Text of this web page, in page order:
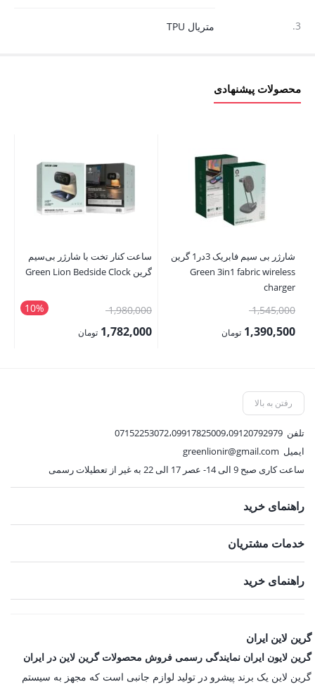
3. متریال TPU
محصولات پیشنهادی
شارژر بی سیم فابریک 3در1 گرین
Green 3in1 fabric wireless
charger
1,545,000قیمت
اصلی:1,390,500 تومان
1,390,500 تومان.
ساعت کنار تخت با شارژر بی‌سیم
گرین Green Lion Bedside Clock
10% 1,980,000قیمت
اصلی:1,782,000 تومان
رفتن به بالا
تلفن 07152253072،09917825009،09120792979
ایمیل greenlionir@gmail.com
ساعت کاری صبح 9 الی 14- عصر 17 الی 22 به غیر از تعطیلات رسمی
راهنمای خرید
خدمات مشتریان
راهنمای خرید
گرین لاین ایران
گرین لایون ایران نمایندگی رسمی فروش محصولات گرین لاین در ایران
گرین لاین یک برند پیشرو در تولید لوازم جانبی است که مجهز به سیستم